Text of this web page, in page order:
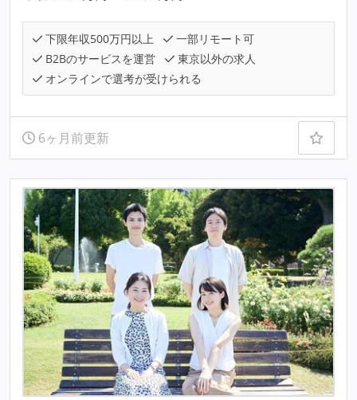
下限年収500万円以上
一部リモート可
B2Bのサービスを運営
東京以外の求人
オンラインで選考が受けられる
6ヶ月前更新